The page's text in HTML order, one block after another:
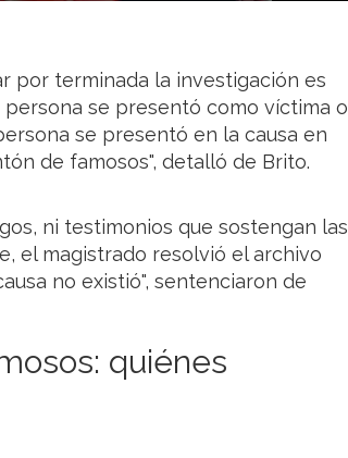
por terminada la investigación es
se presentó como víctima o
se presentó en la causa en
de famosos", detalló de Brito.
ni testimonios que sostengan las
el magistrado resolvió el archivo
no existió", sentenciaron de
quiénes